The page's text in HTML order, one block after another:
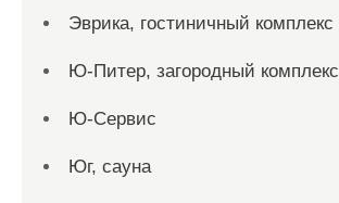
Эврика, гостиничный комплекс
Ю-Питер, загородный комплекс
Ю-Сервис
Юг, сауна